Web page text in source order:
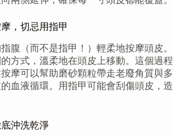
，切忌用指甲
腹（而不是指甲！）輕柔地按摩頭皮。
方式，溫柔地在頭皮上移動。這個過程
摩可以幫助磨砂顆粒帶走老廢角質與多
血液循環。用指甲可能會刮傷頭皮，造
沖洗乾淨